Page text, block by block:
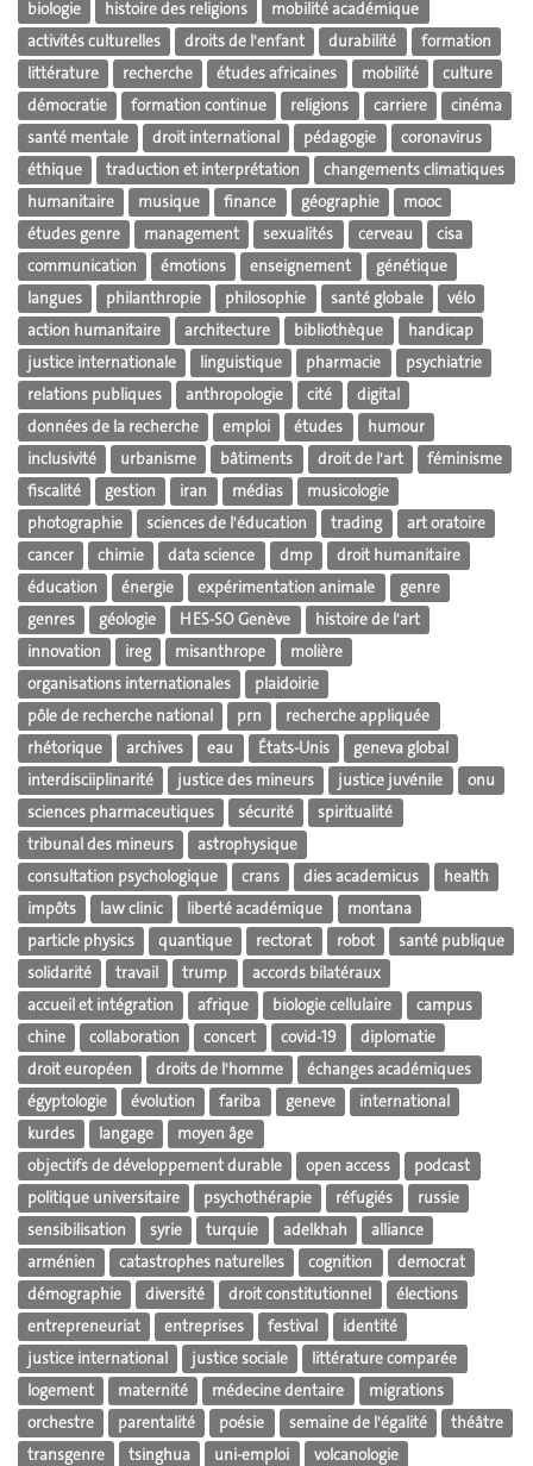
biologie histoire des religions
mobilité académique
activités culturelles
droits de l'enfant durabilité
formation
littérature
recherche études africaines mobilité
culture
démocratie
formation continue religions carriere
cinéma
santé mentale
droit international pédagogie
coronavirus
éthique
traduction et interprétation
changements climatiques
humanitaire
musique finance géographie
mooc
études genre
management sexualités cerveau
cisa
communication
émotions enseignement
génétique
langues
philanthropie philosophie santé globale
vélo
action humanitaire
architecture bibliothèque
handicap
justice internationale
linguistique pharmacie
psychiatrie
relations publiques
anthropologie cité
digital
données de la recherche
emploi études
humour
inclusivité
urbanisme bâtiments droit de l'art
féminisme
fiscalité
gestion iran médias
musicologie
photographie
sciences de l'éducation trading
art oratoire
cancer
chimie data science dmp
droit humanitaire
éducation
énergie expérimentation animale
genre
genres
géologie HES-SO Genève
histoire de l'art
innovation
ireg misanthrope
molière
organisations internationales
plaidoirie
pôle de recherche national
prn
recherche appliquée
rhétorique
archives eau États-Unis
geneva global
interdisciiplinarité
justice des mineurs justice juvénile
onu
sciences pharmaceutiques
sécurité
spiritualité
tribunal des mineurs
astrophysique
consultation psychologique
crans dies academicus
health
impôts
law clinic liberté académique
montana
particle physics
quantique rectorat robot
santé publique
solidarité
travail trump
accords bilatéraux
accueil et intégration
afrique biologie cellulaire
campus
chine
collaboration concert covid-19
diplomatie
droit européen
droits de l'homme
échanges académiques
égyptologie
évolution fariba geneve
international
kurdes
langage
moyen âge
objectifs de développement durable
open access
podcast
politique universitaire
psychothérapie réfugiés
russie
sensibilisation
syrie turquie adelkhah
alliance
arménien
catastrophes naturelles cognition
democrat
démographie
diversité droit constitutionnel
élections
entrepreneuriat
entreprises festival
identité
justice international
justice sociale
littérature comparée
logement
maternité médecine dentaire
migrations
orchestre
parentalité poésie semaine de l'égalité
théâtre
transgenre
tsinghua uni-emploi
volcanologie